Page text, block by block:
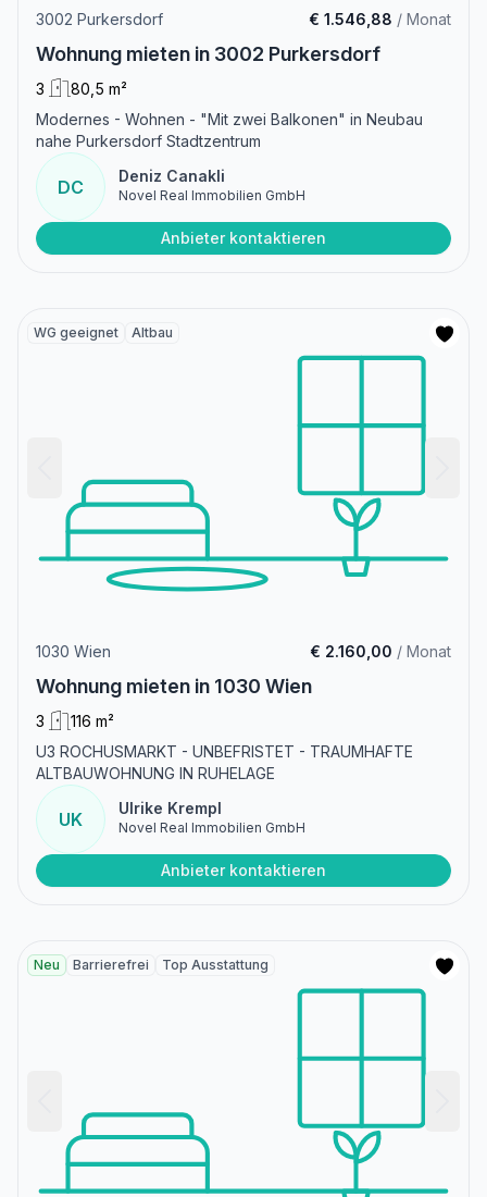
3002 Purkersdorf € 1.546,88 / Monat
Wohnung mieten in 3002 Purkersdorf
3
80,5 m²
Modernes - Wohnen - "Mit zwei Balkonen" in Neubau
nahe Purkersdorf Stadtzentrum
DC
Deniz Canakli
Novel Real Immobilien GmbH
Anbieter kontaktieren
WG geeignet Altbau
1030 Wien € 2.160,00 / Monat
Wohnung mieten in 1030 Wien
3
116 m²
U3 ROCHUSMARKT - UNBEFRISTET - TRAUMHAFTE
ALTBAUWOHNUNG IN RUHELAGE
UK
Ulrike Krempl
Novel Real Immobilien GmbH
Anbieter kontaktieren
Neu Barrierefrei Top Ausstattung